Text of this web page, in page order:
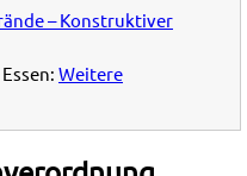
– Konstruktiver
Weitere